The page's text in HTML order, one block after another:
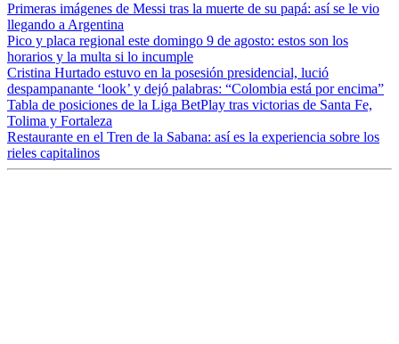
Primeras imágenes de Messi tras la muerte de su papá: así se le vio
llegando a Argentina
Pico y placa regional este domingo 9 de agosto: estos son los
horarios y la multa si lo incumple
Cristina Hurtado estuvo en la posesión presidencial, lució
despampanante ‘look’ y dejó palabras: “Colombia está por encima”
Tabla de posiciones de la Liga BetPlay tras victorias de Santa Fe,
Tolima y Fortaleza
Restaurante en el Tren de la Sabana: así es la experiencia sobre los
rieles capitalinos